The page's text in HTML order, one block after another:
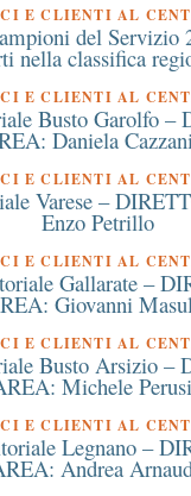
E CLIENTI AL
del Servizio
nella classifica
E CLIENTI AL
Busto Garolfo –
Daniela
E CLIENTI AL
Varese –
Enzo Petrillo
E CLIENTI AL
Gallarate –
Giovanni
E CLIENTI AL
Busto Arsizio –
Michele
E CLIENTI AL
Legnano –
Andrea